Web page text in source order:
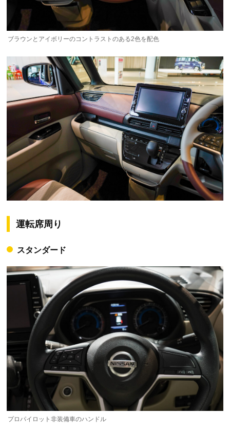
ブラウンとアイボリーのコントラストのある2色を配色
運転席周り
スタンダード
プロパイロット非装備車のハンドル